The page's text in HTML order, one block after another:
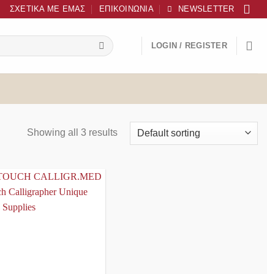
ΣΧΕΤΙΚΆ ΜΕ ΕΜΆΣ ΕΠΙΚΟΙΝΩΝΊΑ NEWSLETTER
LOGIN / REGISTER
Showing all 3 results